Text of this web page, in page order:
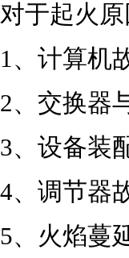
对于起火
1、计算机
2、交换器
3、设备装
4、调节器
5、火焰蔓